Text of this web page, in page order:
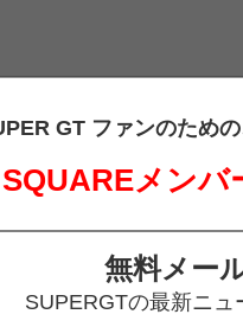
）
GT ファンのための
SQUAREメンバ
無料メー
SUPERGTの最新ニュ